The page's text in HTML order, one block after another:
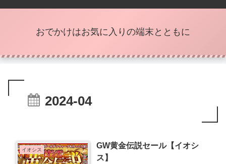
おでかけはお気に入りの端末とともに
2024-04
イオシス
GW黄金伝説セール【イオシ
ス】